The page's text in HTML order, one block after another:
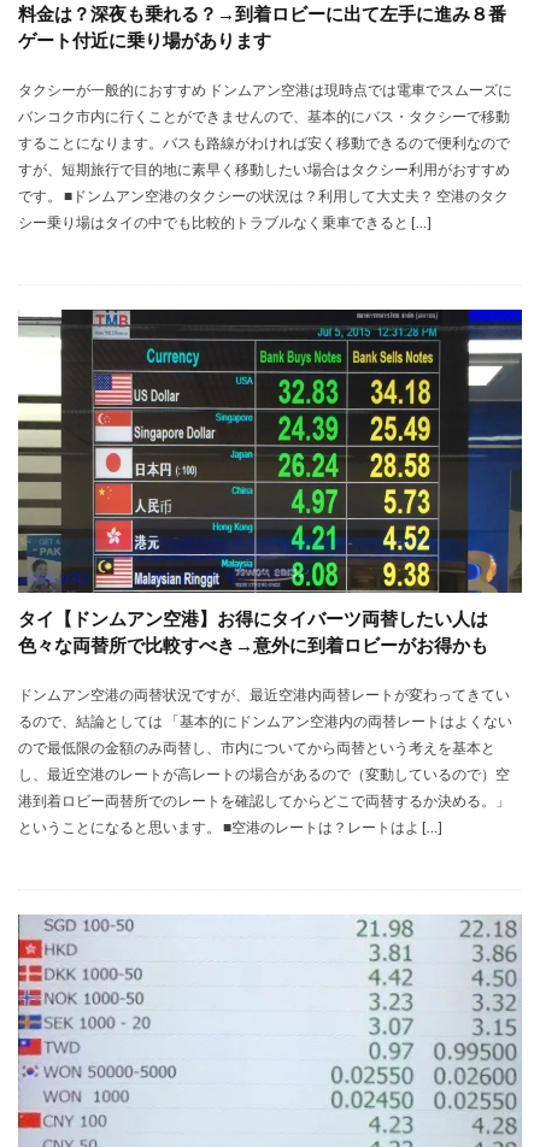
料金は？深夜も乗れる？→到着ロビーに出て左手に進み８番
ゲート付近に乗り場があります
タクシーが一般的におすすめ ドンムアン空港は現時点では電車でスムーズに
バンコク市内に行くことができませんので、基本的にバス・タクシーで移動
することになります。バスも路線がわければ安く移動できるので便利なので
すが、短期旅行で目的地に素早く移動したい場合はタクシー利用がおすすめ
です。 ■ドンムアン空港のタクシーの状況は？利用して大丈夫？ 空港のタク
シー乗り場はタイの中でも比較的トラブルなく乗車できると […]
タイ【ドンムアン空港】お得にタイバーツ両替したい人は
色々な両替所で比較すべき→意外に到着ロビーがお得かも
ドンムアン空港の両替状況ですが、最近空港内両替レートが変わってきてい
るので、結論としては 「基本的にドンムアン空港内の両替レートはよくない
ので最低限の金額のみ両替し、市内についてから両替という考えを基本と
し、最近空港のレートが高レートの場合があるので（変動しているので）空
港到着ロビー両替所でのレートを確認してからどこで両替するか決める。」
ということになると思います。 ■空港のレートは？レートはよ […]